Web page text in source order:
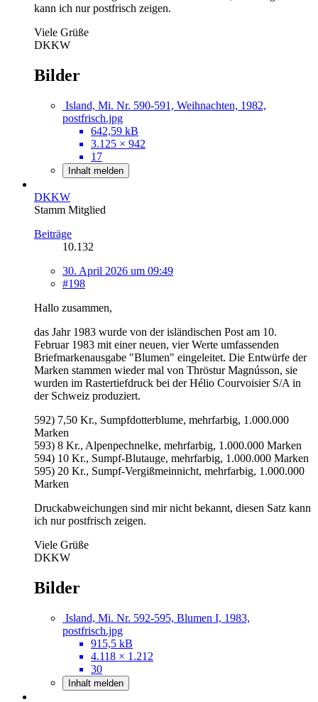
kann ich nur postfrisch zeigen.
Viele Grüße
DKKW
Bilder
Island, Mi. Nr. 590-591, Weihnachten, 1982,
postfrisch.jpg
642,59 kB
3.125 × 942
17
Inhalt melden
DKKW
Stamm Mitglied
Beiträge
10.132
30. April 2026 um 09:49
#198
Hallo zusammen,
das Jahr 1983 wurde von der isländischen Post am 10.
Februar 1983 mit einer neuen, vier Werte umfassenden
Briefmarkenausgabe "Blumen" eingeleitet. Die Entwürfe der
Marken stammen wieder mal von Thröstur Magnússon, sie
wurden im Rastertiefdruck bei der Hélio Courvoisier S/A in
der Schweiz produziert.
592) 7,50 Kr., Sumpfdotterblume, mehrfarbig, 1.000.000
Marken
593) 8 Kr., Alpenpechnelke, mehrfarbig, 1.000.000 Marken
594) 10 Kr., Sumpf-Blutauge, mehrfarbig, 1.000.000 Marken
595) 20 Kr., Sumpf-Vergißmeinnicht, mehrfarbig, 1.000.000
Marken
Druckabweichungen sind mir nicht bekannt, diesen Satz kann
ich nur postfrisch zeigen.
Viele Grüße
DKKW
Bilder
Island, Mi. Nr. 592-595, Blumen I, 1983,
postfrisch.jpg
915,5 kB
4.118 × 1.212
30
Inhalt melden